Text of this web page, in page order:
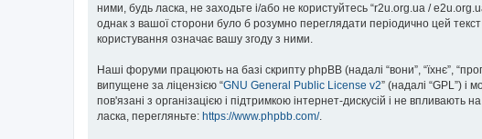
ними, будь ласка, не заходьте і/або не користуйтесь “r2u.org.ua /
однак з вашої сторони було б розумно переглядати періодично цей
користування означає вашу згоду з ними.
Наші форуми працюють на базі скрипту phpBB (надалі “вони”, “їхнє”,
випущене за ліцензією “GNU General Public License v2” (надалі “GPL”) і
пов'язані з організацією і підтримкою інтернет-дискусій і не
ласка, перегляньте: https://www.phpbb.com/.